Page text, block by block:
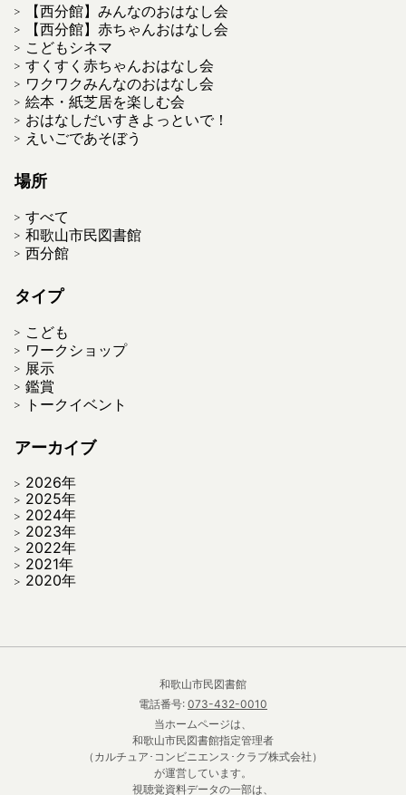
【西分館】みんなのおはなし会
【西分館】赤ちゃんおはなし会
こどもシネマ
すくすく赤ちゃんおはなし会
ワクワクみんなのおはなし会
絵本・紙芝居を楽しむ会
おはなしだいすきよっといで！
えいごであそぼう
場所
すべて
和歌山市民図書館
西分館
タイプ
こども
ワークショップ
展示
鑑賞
トークイベント
アーカイブ
2026年
2025年
2024年
2023年
2022年
2021年
2020年
和歌山市民図書館
電話番号: 073-432-0010
当ホームページは、
和歌山市民図書館指定管理者
（カルチュア･コンビニエンス･クラブ株式会社）
が運営しています。
視聴覚資料データの一部は、